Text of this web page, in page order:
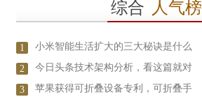
综合 人气榜
1 小米智能生活扩大的三大秘诀是什么
2 今日头条技术架构分析，看这篇就对
3 苹果获得可折叠设备专利，可折叠手